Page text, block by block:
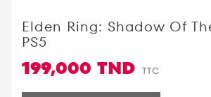
Elden Ring: Shadow Of
PS5
199,000 TND TTC